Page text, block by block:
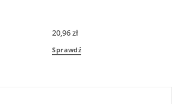
20,96zł
Sprawdź